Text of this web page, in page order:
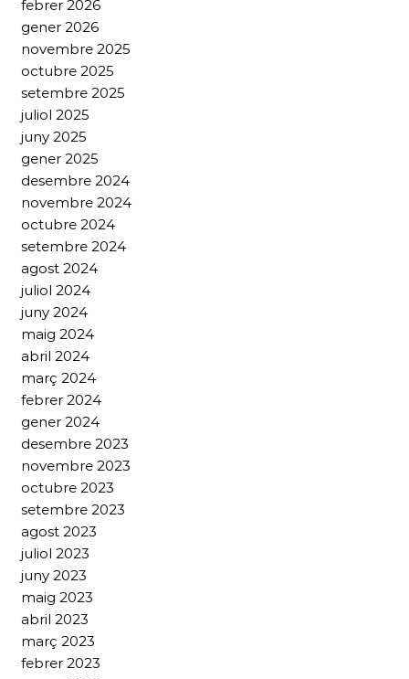
febrer 2026
gener 2026
novembre 2025
octubre 2025
setembre 2025
juliol 2025
juny 2025
gener 2025
desembre 2024
novembre 2024
octubre 2024
setembre 2024
agost 2024
juliol 2024
juny 2024
maig 2024
abril 2024
març 2024
febrer 2024
gener 2024
desembre 2023
novembre 2023
octubre 2023
setembre 2023
agost 2023
juliol 2023
juny 2023
maig 2023
abril 2023
març 2023
febrer 2023